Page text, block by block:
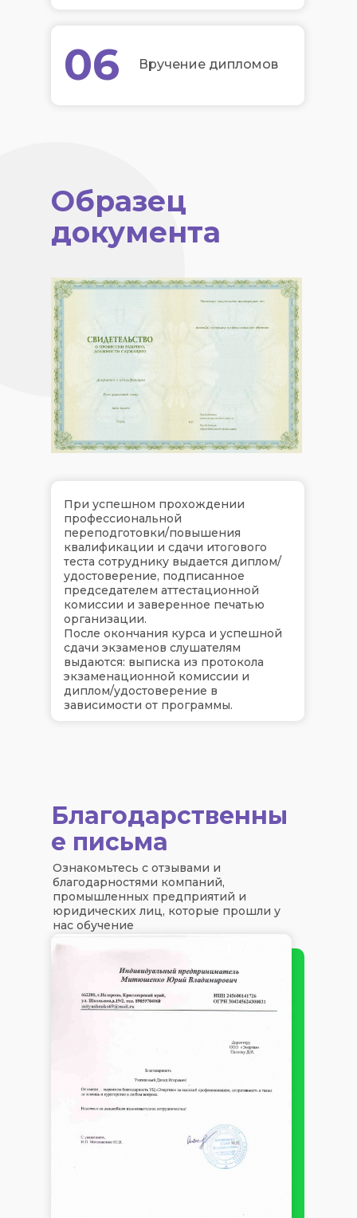
06 Вручение дипломов
Образец
документа
При успешном прохождении
профессиональной
переподготовки/повышения
квалификации и сдачи итогового
теста сотруднику выдается диплом/
удостоверение, подписанное
председателем аттестационной
комиссии и заверенное печатью
организации.
После окончания курса и успешной
сдачи экзаменов слушателям
выдаются: выписка из протокола
экзаменационной комиссии и
диплом/удостоверение в
зависимости от программы.
Благодарственны
е письма
Ознакомьтесь с отзывами и
благодарностями компаний,
промышленных предприятий и
юридических лиц, которые прошли у
нас обучение